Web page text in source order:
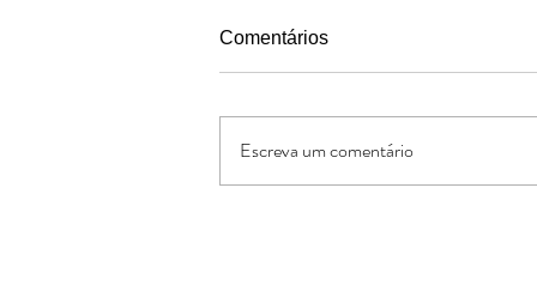
Comentários
Escreva um comentário